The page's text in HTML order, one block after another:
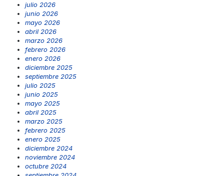
julio 2026
junio 2026
mayo 2026
abril 2026
marzo 2026
febrero 2026
enero 2026
diciembre 2025
septiembre 2025
julio 2025
junio 2025
mayo 2025
abril 2025
marzo 2025
febrero 2025
enero 2025
diciembre 2024
noviembre 2024
octubre 2024